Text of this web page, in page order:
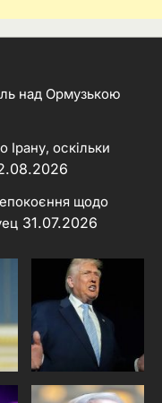
над Ормузькою
оскільки
щодо
31.07.2026